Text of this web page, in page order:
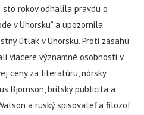
sto rokov odhalila pravdu o
v Uhorsku“ a upozornila
útlak v Uhorsku. Proti zásahu
viaceré významné osobnosti v
ceny za literatúru, nórsky
Björnson, britský publicita a
a ruský spisovateľ a filozof